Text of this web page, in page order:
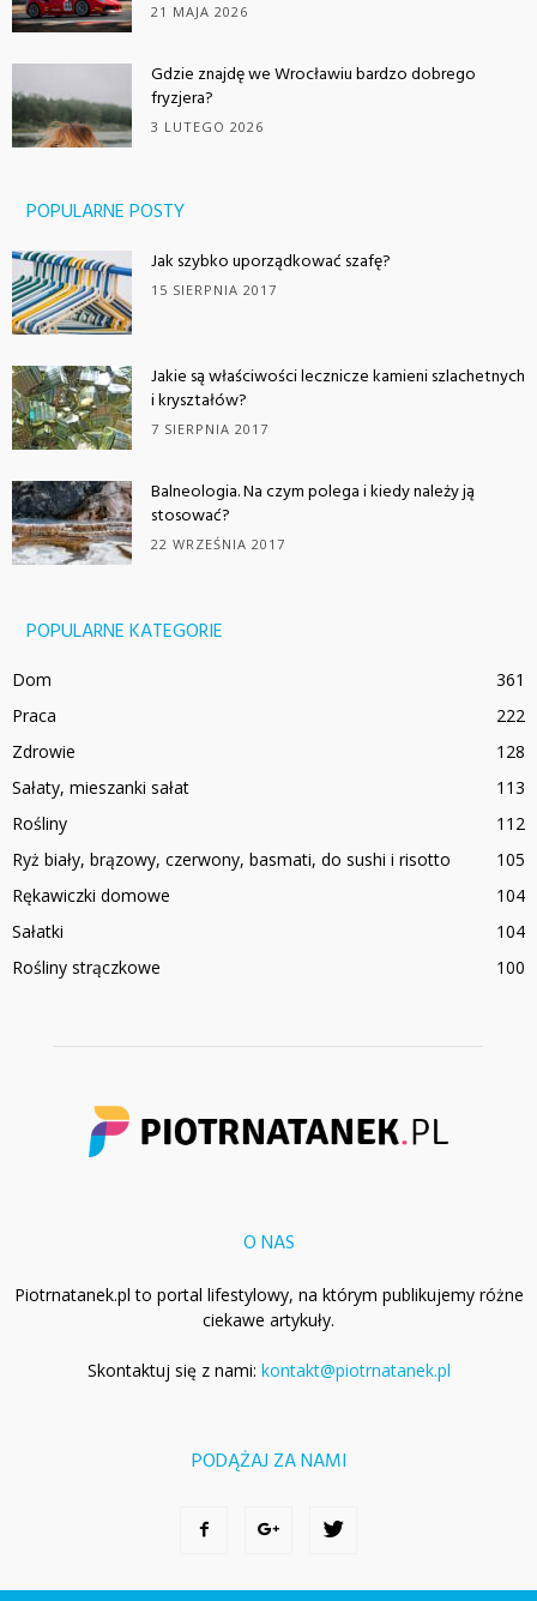
21 MAJA 2026
Gdzie znajdę we Wrocławiu bardzo dobrego
fryzjera?
3 LUTEGO 2026
POPULARNE POSTY
Jak szybko uporządkować szafę?
15 SIERPNIA 2017
Jakie są właściwości lecznicze kamieni szlachetnych
i kryształów?
7 SIERPNIA 2017
Balneologia. Na czym polega i kiedy należy ją
stosować?
22 WRZEŚNIA 2017
POPULARNE KATEGORIE
Dom
361
Praca
222
Zdrowie
128
Sałaty, mieszanki sałat
113
Rośliny
112
Ryż biały, brązowy, czerwony, basmati, do sushi i risotto
105
Rękawiczki domowe
104
Sałatki
104
Rośliny strączkowe
100
O NAS
Piotrnatanek.pl to portal lifestylowy, na którym publikujemy różne
ciekawe artykuły.
Skontaktuj się z nami: kontakt@piotrnatanek.pl
PODĄŻAJ ZA NAMI